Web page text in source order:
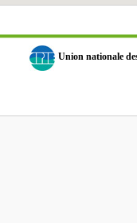
Union nationale